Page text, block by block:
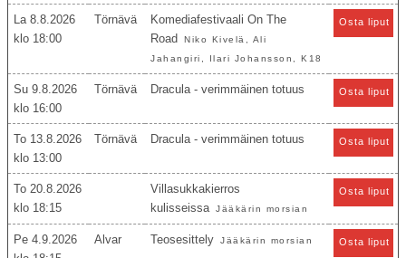
La 8.8.2026
18:00
Törnävä
Komediafestivaali On The
Road
Niko Kivelä, Ali
Jahangiri, Ilari Johansson, K18
Osta liput
Su 9.8.2026
16:00
Törnävä Dracula - verimmäinen totuus Osta liput
To 13.8.2026
13:00
Törnävä Dracula - verimmäinen totuus Osta liput
To 20.8.2026
18:15
Villasukkakierros
kulisseissa
Jääkärin morsian
Osta liput
Pe 4.9.2026
Alvar Teosesittely Jääkärin morsian Osta liput